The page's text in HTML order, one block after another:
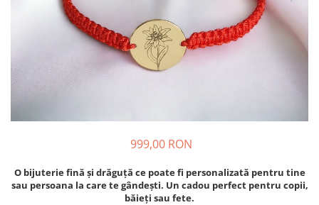
999,00 RON
O bijuterie fină și drăguță ce poate fi personalizată pentru tine
sau persoana la care te gândești. Un cadou perfect pentru copii,
băieți sau fete.